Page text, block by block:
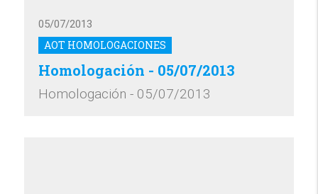
AOT HOMOLOGACIONES
05/07/2013
Homologación - 05/07/2013
Homologación - 05/07/2013